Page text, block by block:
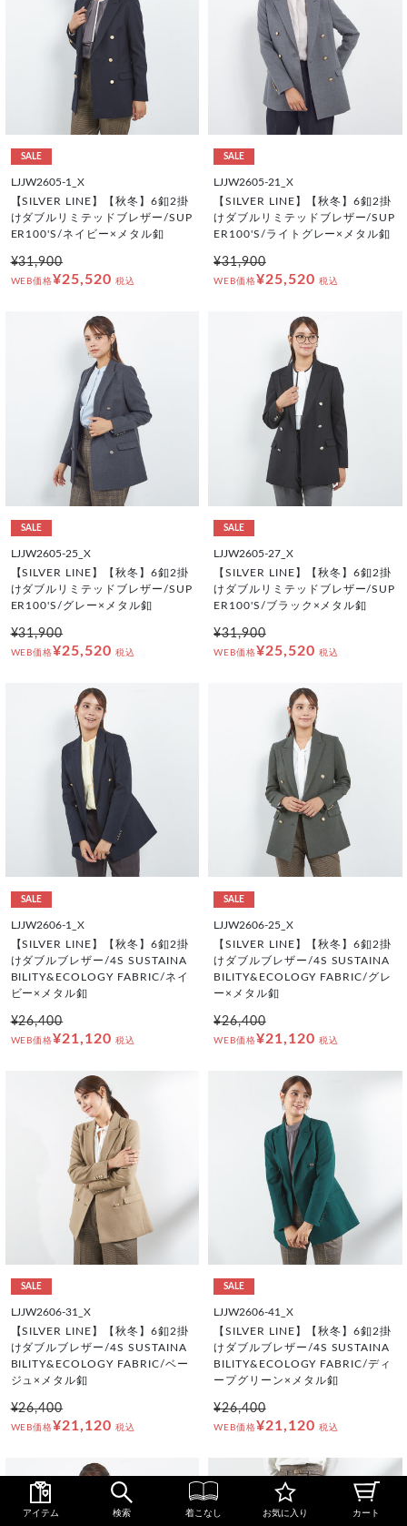
SALE
LJJW2605-1_X
【SILVER LINE】【秋冬】6釦2掛
けダブルリミテッドブレザー/SUP
ER100'S/ネイビー×メタル釦
¥31,900
WEB価格¥25,520 税込
SALE
LJJW2605-21_X
【SILVER LINE】【秋冬】6釦2掛
けダブルリミテッドブレザー/SUP
ER100'S/ライトグレー×メタル釦
¥31,900
WEB価格¥25,520 税込
SALE
LJJW2605-25_X
【SILVER LINE】【秋冬】6釦2掛
けダブルリミテッドブレザー/SUP
ER100'S/グレー×メタル釦
¥31,900
WEB価格¥25,520 税込
SALE
LJJW2605-27_X
【SILVER LINE】【秋冬】6釦2掛
けダブルリミテッドブレザー/SUP
ER100'S/ブラック×メタル釦
¥31,900
WEB価格¥25,520 税込
SALE
LJJW2606-1_X
【SILVER LINE】【秋冬】6釦2掛
けダブルブレザー/4S SUSTAINA
BILITY&ECOLOGY FABRIC/ネイ
ビー×メタル釦
¥26,400
WEB価格¥21,120 税込
SALE
LJJW2606-25_X
【SILVER LINE】【秋冬】6釦2掛
けダブルブレザー/4S SUSTAINA
BILITY&ECOLOGY FABRIC/グレ
ー×メタル釦
¥26,400
WEB価格¥21,120 税込
SALE
LJJW2606-31_X
【SILVER LINE】【秋冬】6釦2掛
けダブルブレザー/4S SUSTAINA
BILITY&ECOLOGY FABRIC/ベー
ジュ×メタル釦
¥26,400
WEB価格¥21,120 税込
SALE
LJJW2606-41_X
【SILVER LINE】【秋冬】6釦2掛
けダブルブレザー/4S SUSTAINA
BILITY&ECOLOGY FABRIC/ディ
ープグリーン×メタル釦
¥26,400
WEB価格¥21,120 税込
アイテム 検索 着こなし お気に入り カート